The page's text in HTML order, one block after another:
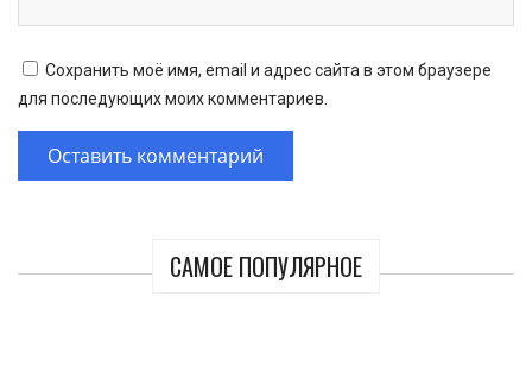
САМОЕ ПОПУЛЯРНОЕ
Сохранить моё имя, email и адрес сайта в этом браузере
для последующих моих комментариев.